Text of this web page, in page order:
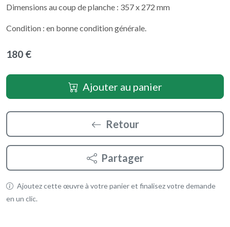
Dimensions au coup de planche : 357 x 272 mm
Condition : en bonne condition générale.
180 €
Ajouter au panier
Retour
Partager
Ajoutez cette œuvre à votre panier et finalisez votre demande
en un clic.